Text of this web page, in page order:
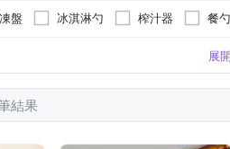
迪士尼 EXCELSA FOREVER
like-it Luigi Ferrero
生活
盤 冰淇淋勺 榨汁器 餐勺
斷筋器 黑 保溫杯 保
展
結果